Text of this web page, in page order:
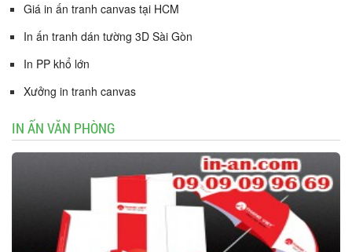
Giá in ấn tranh canvas tại HCM
In ấn tranh dán tường 3D Sài Gòn
In PP khổ lớn
Xưởng in tranh canvas
IN ẤN VĂN PHÒNG